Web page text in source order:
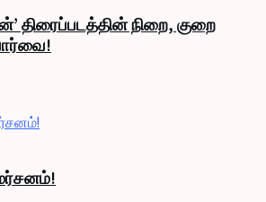
திரைப்படத்தின் நிறை, குறை